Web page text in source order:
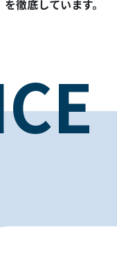
を徹底しています。